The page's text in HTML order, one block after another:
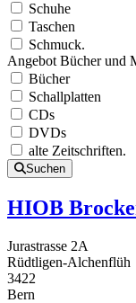
Schuhe
Taschen
Schmuck.
Angebot Bücher und
Bücher
Schallplatten
CDs
DVDs
alte Zeitschriften.
Suchen
HIOB
Jurastrasse 2A
Rüdtligen-Alchenflüh
3422
Bern